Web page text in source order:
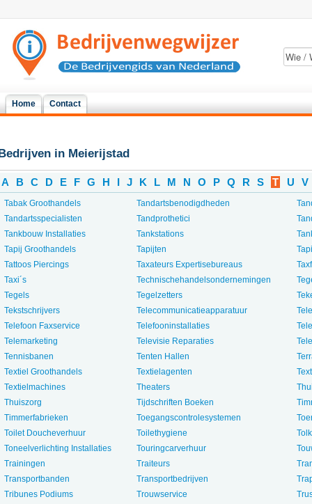
Home Contact
in Meierijstad
A B C D E F G H I J K L M N O P Q R S T U V
Tabak Groothandels
Tandartsspecialisten
Tankbouw Installaties
Tapij Groothandels
Tattoos Piercings
Taxi´s
Tegels
Tekstschrijvers
Telefoon Faxservice
Telemarketing
Tennisbanen
Textiel Groothandels
Textielmachines
Thuiszorg
Timmerfabrieken
Toilet Doucheverhuur
Toneelverlichting Installaties
Trainingen
Transportbanden
Tribunes Podiums
Tandartsbenodigdheden
Tandprothetici
Tankstations
Tapijten
Taxateurs Expertisebureaus
Technischehandelsondernemingen
Tegelzetters
Telecommunicatieapparatuur
Telefooninstallaties
Televisie Reparaties
Tenten Hallen
Textielagenten
Theaters
Tijdschriften Boeken
Toegangscontrolesystemen
Toilethygiene
Touringcarverhuur
Traiteurs
Transportbedrijven
Trouwservice